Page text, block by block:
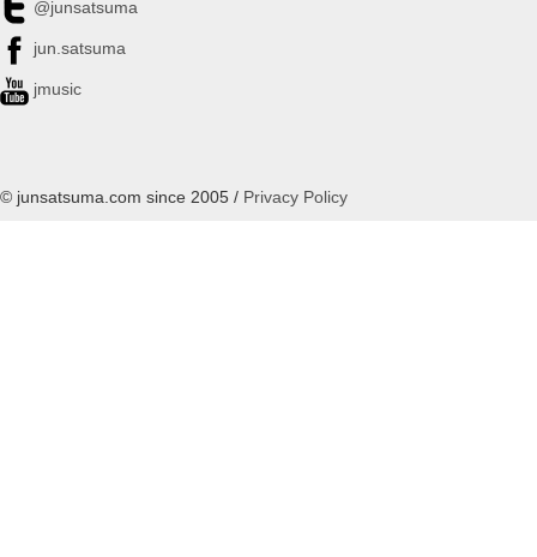
@junsatsuma
jun.satsuma
jmusic
© junsatsuma.com since 2005 / Privacy Policy